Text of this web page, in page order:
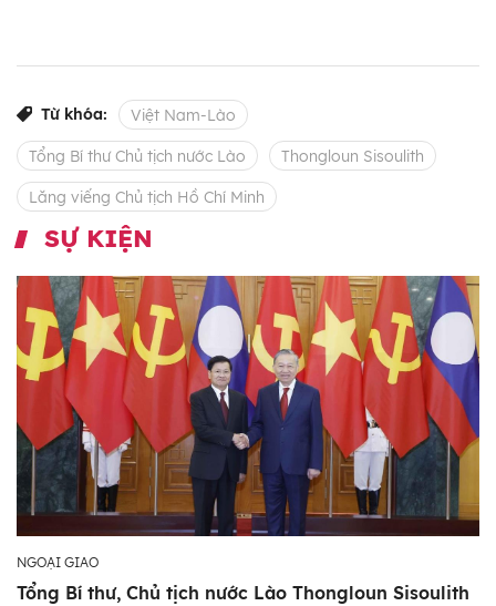
Từ khóa: Việt Nam-Lào
Tổng Bí thư Chủ tịch nước Lào Thongloun Sisoulith
Lăng viếng Chủ tịch Hồ Chí Minh
SỰ KIỆN
NGOẠI GIAO
Tổng Bí thư, Chủ tịch nước Lào Thongloun Sisoulith